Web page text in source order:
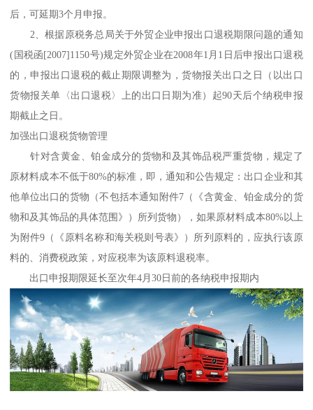
后，可延期3个月申报。
2、根据原税务总局关于外贸企业申报出口退税期限问题的通知
(国税函[2007]1150号)规定外贸企业在2008年1月1日后申报出口退税
的，申报出口退税的截止期限调整为，货物报关出口之日（以出口
货物报关单〈出口退税〉上的出口日期为准）起90天后个纳税申报
期截止之日。
加强出口退税货物管理
针对含黄金、铂金成分的货物和及其饰品税严重货物，规定了
原材料成本不低于80%的标准，即，通知和公告规定：出口企业和其
他单位出口的货物（不包括本通知附件7（《含黄金、铂金成分的货
物和及其饰品的具体范围》）所列货物），如果原材料成本80%以上
为附件9（《原料名称和海关税则号表》）所列原料的，应执行该原
料的、消费税政策，对应税率为该原料退税率。
出口申报期限延长至次年4月30日前的各纳税申报期内